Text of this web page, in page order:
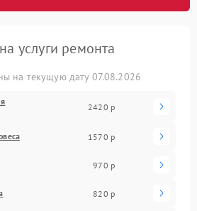
услуги ремонта
на текущую дату 07.08.2026
2420 р
1570 р
970 р
820 р